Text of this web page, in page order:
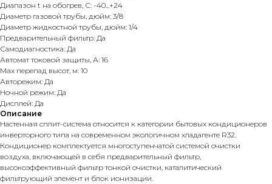
Диапазон t на обогрев, С: -40...+24
Диаметр газовой трубы, дюйм: 3/8
Диаметр жидкостной трубы, дюйм: 1/4
Предварительный фильтр: Да
Самодиагностика: Да
Автомат токовой защиты, А: 16
Max перепад высот, м: 10
Авторежим: Да
Ночной режим: Да
Дисплей: Да
Описание
Настенная сплит-система относится к категории бытовых кондиционеров
инверторного типа на современном экологичном хладагенте R32.
Кондиционер комплектуется многоступенчатой системой очистки
воздуха, включающей в себя предварительный фильтр,
высокоэффективный фильтр тонкой очистки, каталитический
фильтрующий элемент и блок ионизации.